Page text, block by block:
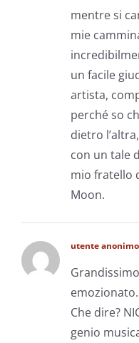
mentre si
mie
un facile
artista,
perché so
dietro
con un tale
mio fratello
Moon.
utente anonimo
emozionato.
Che dire?
genio